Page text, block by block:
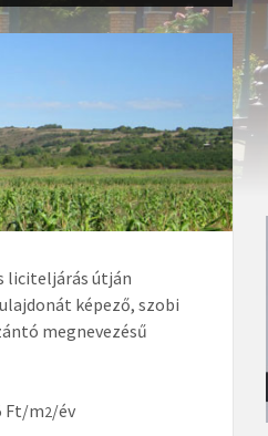
liciteljárás útján
képező, szobi
megnevezésű
Ft/m2/év